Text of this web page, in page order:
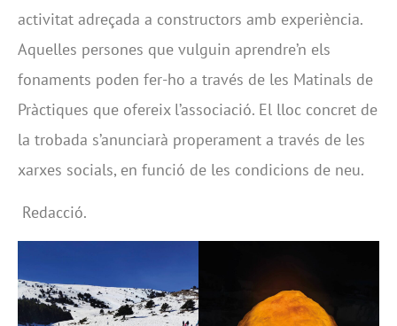
activitat adreçada a constructors amb experiència.
Aquelles persones que vulguin aprendre’n els
fonaments poden fer-ho a través de les Matinals de
Pràctiques que ofereix l’associació. El lloc concret de
la trobada s’anunciarà properament a través de les
xarxes socials, en funció de les condicions de neu.
Redacció.